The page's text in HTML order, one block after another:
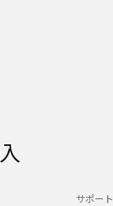
サポート